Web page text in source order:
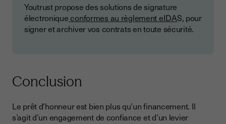
Youtrust propose des solutions de signature
électronique conformes au règlement eIDAS, pour
signer et archiver vos contrats en toute sécurité.
Conclusion
Le prêt d'honneur est bien plus qu’un financement. Il
s’agit d’un engagement de confiance et d’un levier